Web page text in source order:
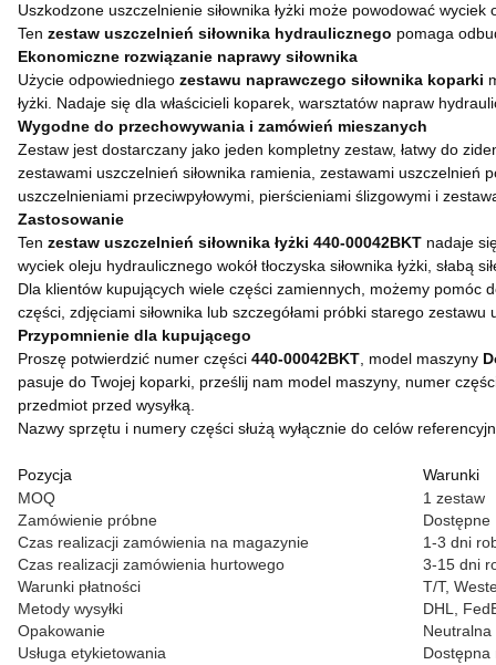
Uszkodzone uszczelnienie siłownika łyżki może powodować
Ten zestaw uszczelnień siłownika hydraulicznego pomaga
Ekonomiczne rozwiązanie naprawy siłownika
Użycie odpowiedniego zestawu naprawczego siłownika koparki
łyżki. Nadaje się dla właścicieli koparek, warsztatów napraw
Wygodne do przechowywania i zamówień mieszanych
Zestaw jest dostarczany jako jeden kompletny zestaw, łatwy do
zestawami uszczelnień siłownika ramienia, zestawami uszczelnień
uszczelnieniami przeciwpyłowymi, pierścieniami ślizgowymi i
Zastosowanie
Ten zestaw uszczelnień siłownika łyżki 440-00042BKT nadaje
wyciek oleju hydraulicznego wokół tłoczyska siłownika łyżki, słabą
Dla klientów kupujących wiele części zamiennych, możemy
części, zdjęciami siłownika lub szczegółami próbki starego zestawu
Przypomnienie dla kupującego
Proszę potwierdzić numer części 440-00042BKT , model maszyny
pasuje do Twojej koparki, prześlij nam model maszyny, numer
przedmiot przed wysyłką.
Nazwy sprzętu i numery części służą wyłącznie do celów
Pozycja
Warunki
MOQ
1 zestaw
Zamówienie próbne
Dostępne
Czas realizacji zamówienia na magazynie
1-3 dni
Czas realizacji zamówienia hurtowego
3-15 dni
Warunki płatności
T/T,
Metody wysyłki
DHL,
Opakowanie
Usługa etykietowania
Dostępna